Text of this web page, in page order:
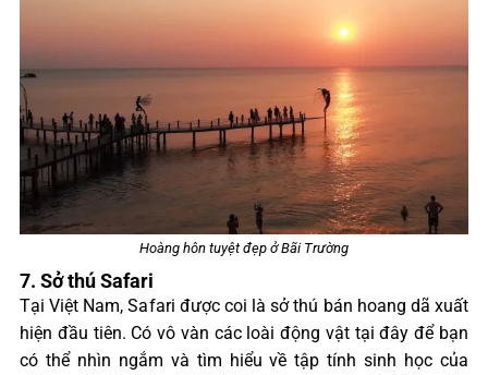
Hoàng hôn tuyệt đẹp ở Bãi Trường
7. Sở thú Safari
Tại Việt Nam, Safari được coi là sở thú bán hoang dã xuất
hiện đầu tiên. Có vô vàn các loài động vật tại đây để bạn
có thể nhìn ngắm và tìm hiểu về tập tính sinh học của